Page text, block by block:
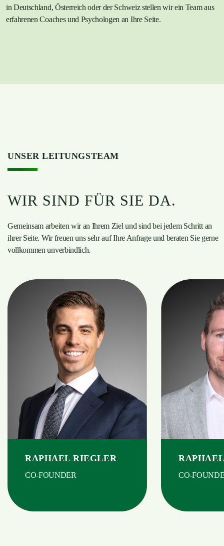
in Deutschland, Österreich oder der Schweiz stellen wir ein Team aus
erfahrenen Coaches und Psychologen an Ihre Seite.
UNSER LEITUNGSTEAM
WIR SIND FÜR SIE DA.
Gemeinsam arbeiten wir an Ihrem Ziel und sind bei jedem Schritt an
ihrer Seite. Wir freuen uns sehr auf Ihre Anfrage und beraten Sie gerne
vollkommen unverbindlich.
RAPHAEL RIEGLER
CO-FOUNDER CO-